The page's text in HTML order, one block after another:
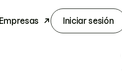
Empresas Iniciar sesión